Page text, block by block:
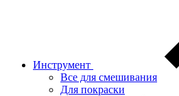
Инструмент
Все для смешивания
Для покраски